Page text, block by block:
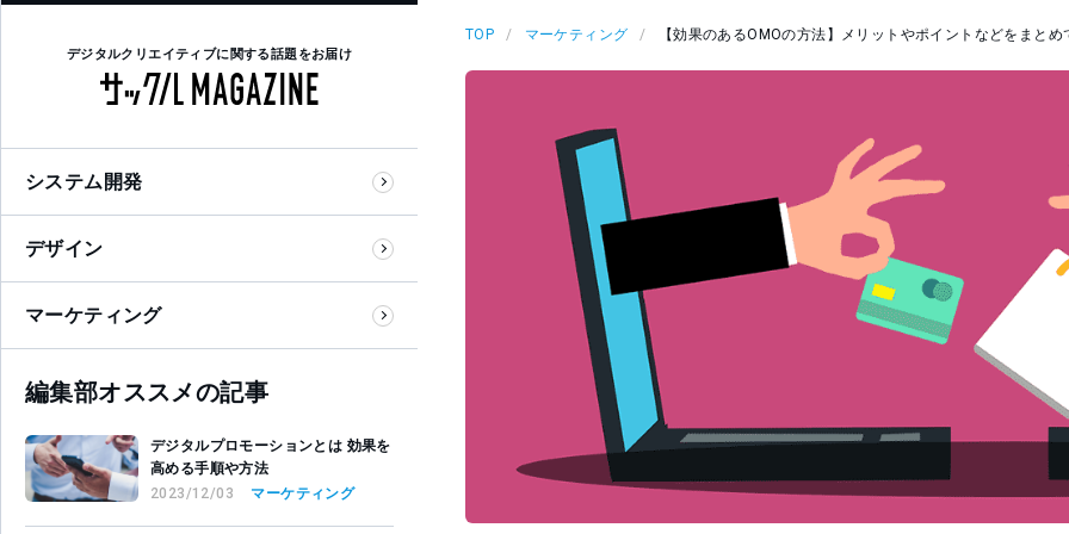
TOP マーケティング 【効果のあるOMOの方法】メリットやポイントなどをまとめ
デジタルクリエイティブに関する話題をお届け
システム開発
デザイン
マーケティング
編集部オススメの記事
デジタルプロモーションとは 効果を
高める手順や方法
2023/12/03
マーケティング